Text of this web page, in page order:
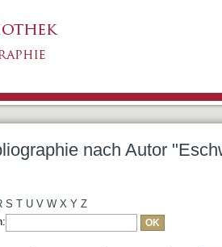
nach Autor
S T U V W X Y Z